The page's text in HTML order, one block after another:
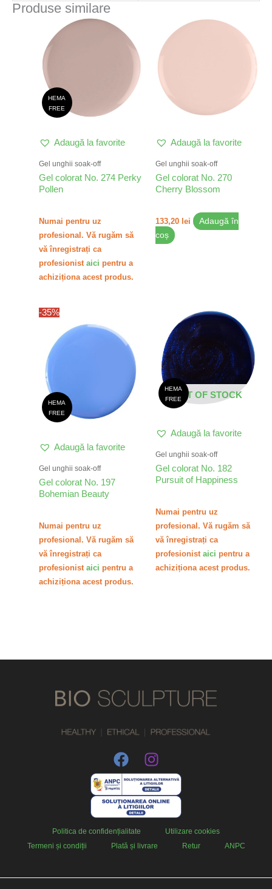
Produse similare
HEMA
FREE
Adaugă la favorite
Gel unghii soak-off
Gel colorat No. 274 Perky
Pollen
Numai pentru uz
profesional. Vă rugăm să
vă înregistrați ca
profesionist aici pentru a
achiziționa acest produs.
Adaugă la favorite
Gel unghii soak-off
Gel colorat No. 270
Cherry Blossom
133,20 lei
Adaugă în
coș
-35%
HEMA
FREE
Adaugă la favorite
Gel unghii soak-off
Gel colorat No. 197
Bohemian Beauty
Numai pentru uz
profesional. Vă rugăm să
vă înregistrați ca
profesionist aici pentru a
achiziționa acest produs.
HEMA
FREEOUT OF STOCK
Adaugă la favorite
Gel unghii soak-off
Gel colorat No. 182
Pursuit of Happiness
Numai pentru uz
profesional. Vă rugăm să
vă înregistrați ca
profesionist aici pentru a
achiziționa acest produs.
Politica de confidențialitate
Utilizare cookies
Termeni și condiții
Plată și livrare Retur ANPC